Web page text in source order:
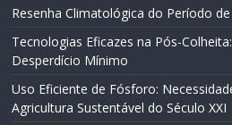
Resenha Climatológica do Período
Tecnologias Eficazes na Pós-
Desperdício Mínimo
Uso Eficiente de Fósforo:
Agricultura Sustentável do Século XXI